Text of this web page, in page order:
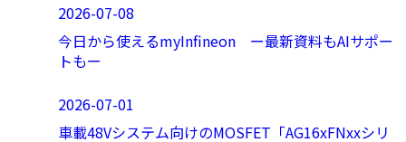
2026-07-08
今日から使えるmyInfineon ー最新資料もAIサポー
トもー
2026-07-01
車載48Vシステム向けのMOSFET「AG16xFNxxシリ